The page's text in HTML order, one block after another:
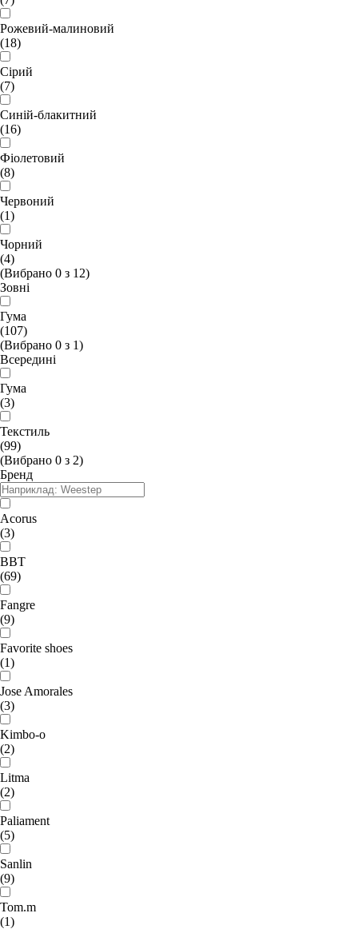
Рожевий-малиновий
(18)
Сірий
(7)
Синій-блакитний
(16)
Фіолетовий
(8)
Червоний
(1)
Чорний
(4)
(Вибрано 0 з 12)
Зовні
Гума
(107)
(Вибрано 0 з 1)
Всередині
Гума
(3)
Текстиль
(99)
(Вибрано 0 з 2)
Бренд
Acorus
(3)
BBT
(69)
Fangre
(9)
Favorite shoes
(1)
Jose Amorales
(3)
Kimbo-o
(2)
Litma
(2)
Paliament
(5)
Sanlin
(9)
Tom.m
(1)